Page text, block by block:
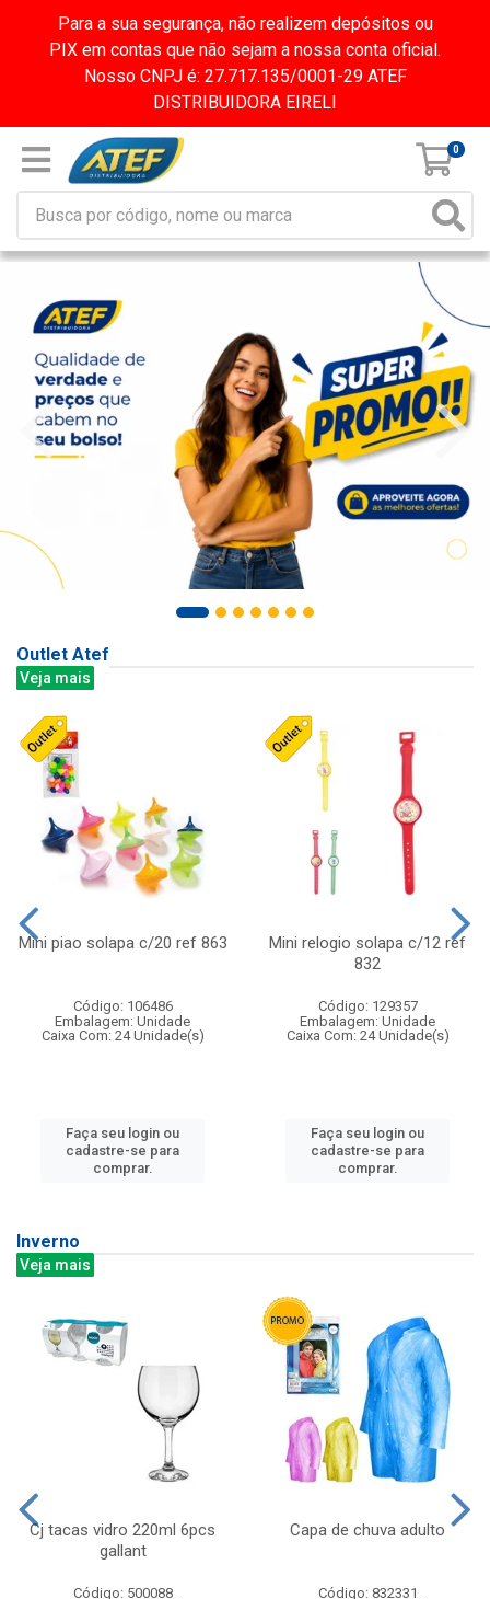
Para a sua segurança, não realizem depósitos ou
PIX em contas que não sejam a nossa conta oficial.
Nosso CNPJ é: 27.717.135/0001-29 ATEF
DISTRIBUIDORA EIRELI
0
Outlet Atef
Veja mais
Mini piao solapa c/20 ref 863
Código: 106486
Embalagem: Unidade
Caixa Com: 24 Unidade(s)
Faça seu login ou
cadastre-se para
comprar.
Mini relogio solapa c/12 ref
832
Código: 129357
Embalagem: Unidade
Caixa Com: 24 Unidade(s)
Faça seu login ou
cadastre-se para
comprar.
Inverno
Veja mais
Cj tacas vidro 220ml 6pcs
gallant
Código: 500088
Capa de chuva adulto
Código: 832331